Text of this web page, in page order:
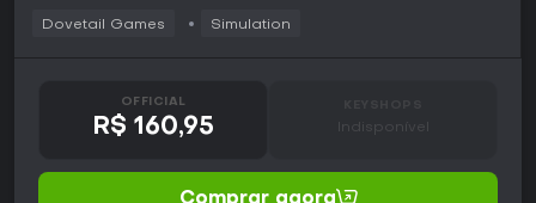
Dovetail Games Simulation
OFFICIAL
R$ 160,95 Indisponível